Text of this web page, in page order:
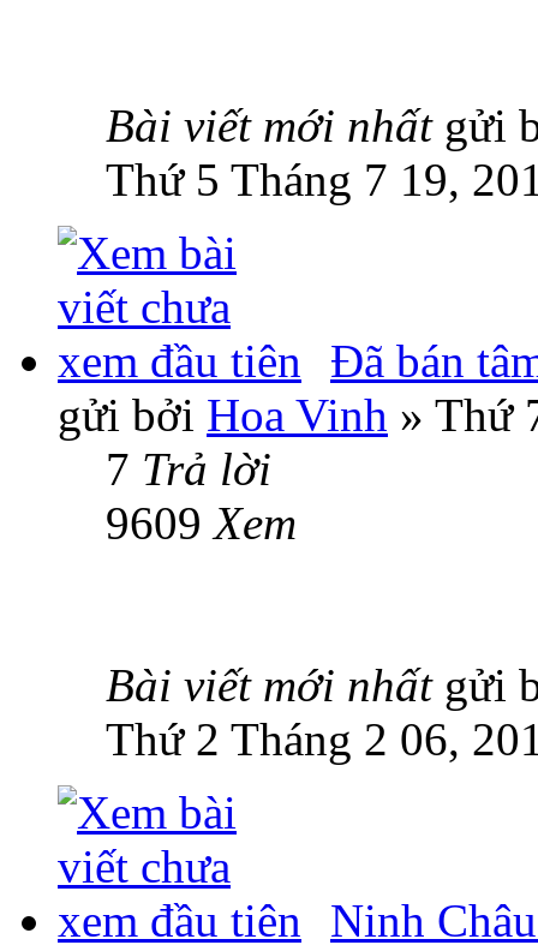
Bài viết mới nhất gửi
Thứ 5 Tháng 7 19,
Đã bán
gửi bởi Hoa Vinh » Thứ
7 Trả lời
9609Xem
Bài viết mới nhất gửi
Thứ 2 Tháng 2 06,
Ninh